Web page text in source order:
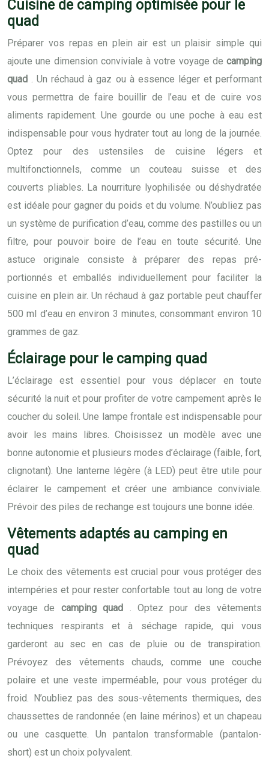
Cuisine de camping optimisée pour le
quad
Préparer vos repas en plein air est un plaisir simple qui
ajoute une dimension conviviale à votre voyage de camping
quad
. Un réchaud à gaz ou à essence léger et performant
vous permettra de faire bouillir de l’eau et de cuire vos
aliments rapidement. Une gourde ou une poche à eau est
indispensable pour vous hydrater tout au long de la journée.
Optez pour des ustensiles de cuisine légers et
multifonctionnels, comme un couteau suisse et des
couverts pliables. La nourriture lyophilisée ou déshydratée
est idéale pour gagner du poids et du volume. N’oubliez pas
un système de purification d’eau, comme des pastilles ou un
filtre, pour pouvoir boire de l’eau en toute sécurité. Une
astuce originale consiste à préparer des repas pré-
portionnés et emballés individuellement pour faciliter la
cuisine en plein air. Un réchaud à gaz portable peut chauffer
500 ml d’eau en environ 3 minutes, consommant environ 10
grammes de gaz.
Éclairage pour le camping quad
L’éclairage est essentiel pour vous déplacer en toute
sécurité la nuit et pour profiter de votre campement après le
coucher du soleil. Une lampe frontale est indispensable pour
avoir les mains libres. Choisissez un modèle avec une
bonne autonomie et plusieurs modes d’éclairage (faible, fort,
clignotant). Une lanterne légère (à LED) peut être utile pour
éclairer le campement et créer une ambiance conviviale.
Prévoir des piles de rechange est toujours une bonne idée.
Vêtements adaptés au camping en
quad
Le choix des vêtements est crucial pour vous protéger des
intempéries et pour rester confortable tout au long de votre
voyage de camping quad
. Optez pour des vêtements
techniques respirants et à séchage rapide, qui vous
garderont au sec en cas de pluie ou de transpiration.
Prévoyez des vêtements chauds, comme une couche
polaire et une veste imperméable, pour vous protéger du
froid. N’oubliez pas des sous-vêtements thermiques, des
chaussettes de randonnée (en laine mérinos) et un chapeau
ou une casquette. Un pantalon transformable (pantalon-
short) est un choix polyvalent.